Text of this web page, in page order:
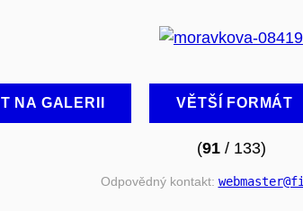
NA GALERII VĚTŠÍ FORMÁT
(91/ 133)
Odpovědný kontakt: webmaster@fi